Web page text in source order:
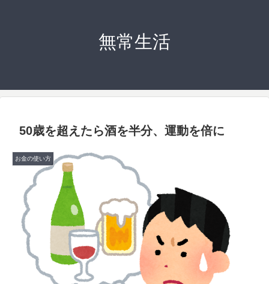
無常生活
50歳を超えたら酒を半分、運動を倍に
お金の使い方